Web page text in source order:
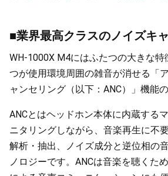
■業界最高クラスのノイズキ
WH-1000X M4にはふたつの大きな特
つが使用環境周囲の雑音が消せる「
ャンセリング（以下：ANC）」機能
ANCとはヘッドホン本体に内蔵する
ニタリングしながら、音楽再生に不
解析・抽出、ノイズ成分と逆位相の
ノロジーです。ANCは音楽を聴くた